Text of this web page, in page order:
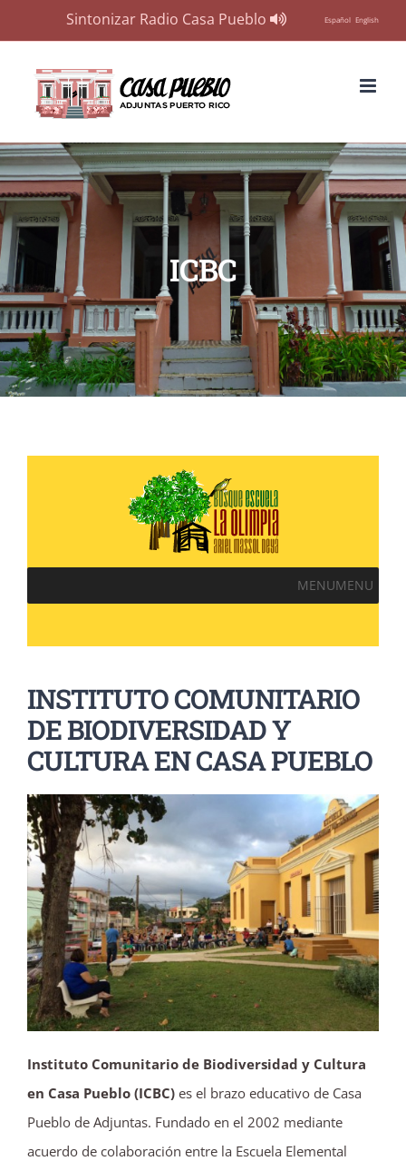
Sintonizar Radio Casa Pueblo Español English
content
ICBC
MENUMENU
INSTITUTO COMUNITARIO
DE BIODIVERSIDAD Y
CULTURA EN CASA PUEBLO
Instituto Comunitario de Biodiversidad y Cultura
en Casa Pueblo (ICBC) es el brazo educativo de Casa
Pueblo de Adjuntas. Fundado en el 2002 mediante
acuerdo de colaboración entre la Escuela Elemental